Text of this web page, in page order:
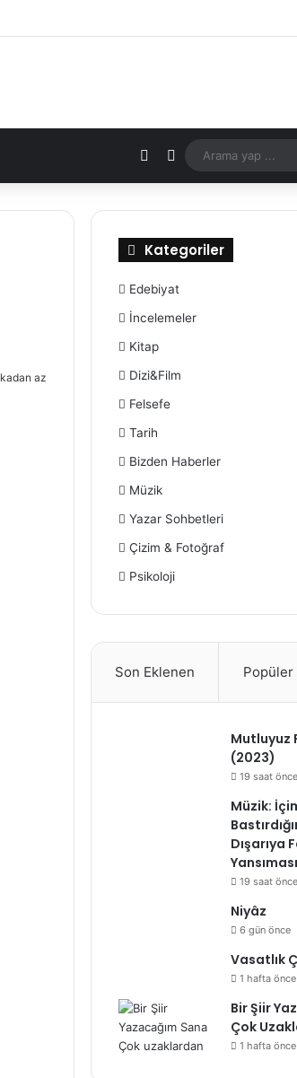
Rastgele Makale
az
Kategoriler
Edebiyat
İncelemeler
Kitap
Dizi&Film
Felsefe
Tarih
Bizden Haberler
Müzik
Yazar Sohbetleri
Çizim & Fotoğraf
Psikoloji
Son Eklenen Popüler
Mutluyuz
(2023)
19 saat önce
Müzik:
Dışarıya
19 saat önce
Niyâz
6 gün önce
Vasatlık
1 hafta önce
Bir Şiir
Çok
1 hafta önce